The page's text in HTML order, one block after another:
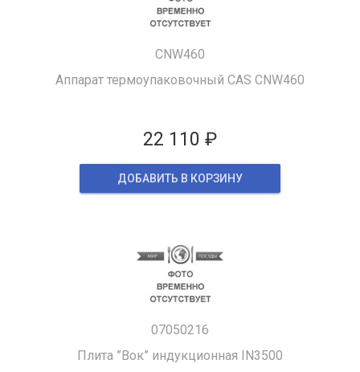
CNW460
Аппарат термоупаковочный CAS CNW460
22 110 ₽
ДОБАВИТЬ В КОРЗИНУ
07050216
Плита ”Вок” индукционная IN3500